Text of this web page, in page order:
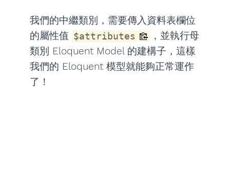
我們的中繼類別，需要傳入資料表欄位
的屬性值 $attributes
，並執行母
類別 Eloquent Model 的建構子，這樣
我們的 Eloquent 模型就能夠正常運作
了！